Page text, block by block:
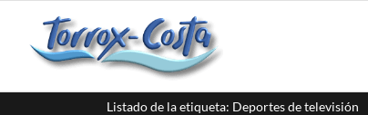
Listado de la etiqueta: Deportes de televisión